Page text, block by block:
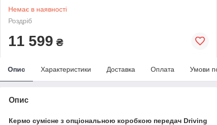
Немає в наявності
Роздріб
11 599 ₴
Опис Характеристики Доставка Оплата Умови
Опис
Кермо сумісне з опціональною коробкою передач Driving